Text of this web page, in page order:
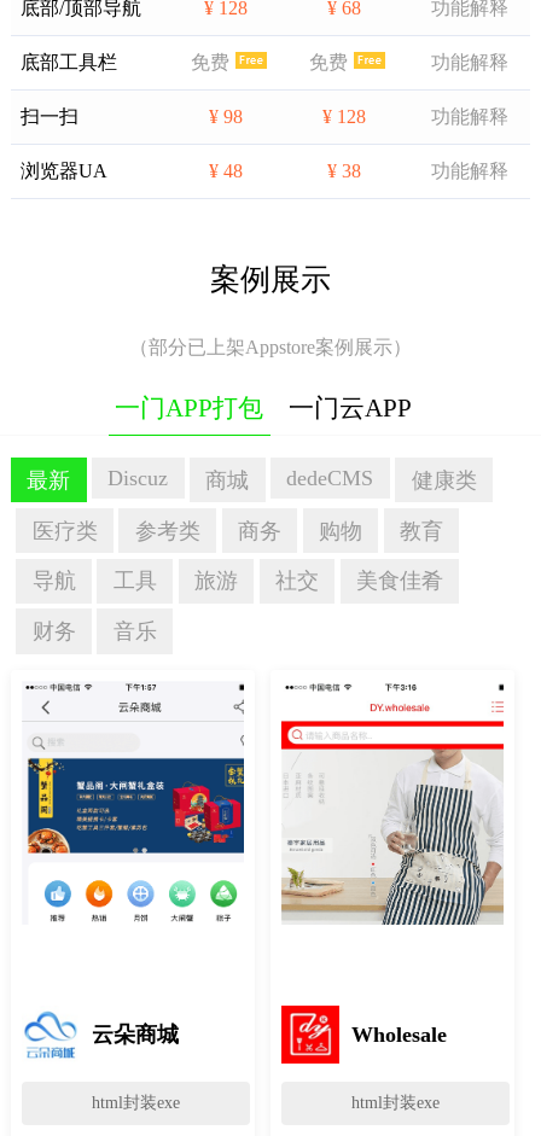
底部/顶部导航 ¥ 128 ¥ 68 功能解释
底部工具栏 免费 免费 功能解释
扫一扫 ¥ 98 ¥ 128 功能解释
浏览器UA ¥ 48 ¥ 38 功能解释
案例展示
（部分已上架Appstore案例展示）
一门APP打包 一门云APP
最新 Discuz 商城 dedeCMS 健康类
医疗类 参考类 商务 购物 教育
导航 工具 旅游 社交 美食佳肴
财务 音乐
云朵商城
html封装exe
Wholesale
html封装exe